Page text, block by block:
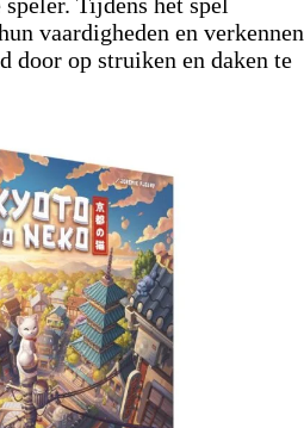
vaardigheden en verkennen
door op struiken en daken te